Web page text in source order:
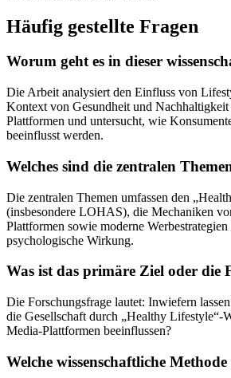
Häufig gestellte Fragen
Worum geht es in dieser
Die Arbeit analysiert den Einfluss von
Kontext von Gesundheit und
Plattformen und untersucht, wie
beeinflusst werden.
Welches sind die zentralen
Die zentralen Themen umfassen den
(insbesondere LOHAS), die Mechaniken
Plattformen sowie moderne Werbestrategien
psychologische Wirkung.
Was ist das primäre Ziel oder die
Die Forschungsfrage lautet: Inwiefern
die Gesellschaft durch „Healthy Lifestyle“-
Media-Plattformen beeinflussen?
Welche wissenschaftliche